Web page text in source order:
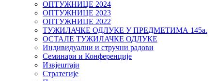
ОПТУЖНИЦЕ 2024
ОПТУЖНИЦЕ 2023
ОПТУЖНИЦЕ 2022
ТУЖИЛАЧКЕ ОДЛУКЕ У ПРЕДМЕТИМА 145а.
ОСТАЛЕ ТУЖИЛАЧКЕ ОДЛУКЕ
Индивидуални и стручни радови
Семинари и Конференције
Извјештаји
Стратегије